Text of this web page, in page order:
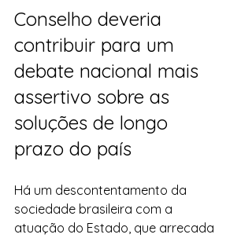
Conselho deveria
contribuir para um
debate nacional mais
assertivo sobre as
soluções de longo
prazo do país
Há um descontentamento da
sociedade brasileira com a
atuação do Estado, que arrecada